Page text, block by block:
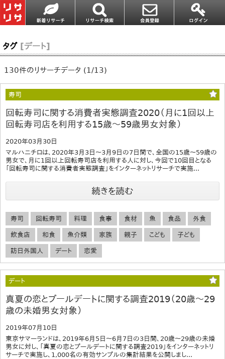
タグ [デート]
130件のリサーチデータ (1/13)
寿司
回転寿司に関する消費者実態調査2020（月に1回以上
回転寿司店を利用する15歳～59歳男女対象）
2020年03月30日
マルハニチロは、2020年3月3日～3月9日の7日間で、全国の15歳～59歳の
男女で、月に1回以上回転寿司店を利用する人に対し、今回で10回目となる
「回転寿司に関する消費者実態調査」をインターネットリサーチで実施...
続きを読む
寿司 回転寿司 料理 食事 食材 魚 食品 外食
飲食店 和食 魚介類 家族 親子 こども 子ども
訪日外国人 デート 恋愛
デート
真夏の恋とプールデートに関する調査2019（20歳～29
歳の未婚男女対象）
2019年07月10日
東京サマーランドは、2019年6月5日～6月7日の3日間、20歳～29歳の未婚
男女に対し、「真夏の恋とプールデートに関する調査2019」をインターネットリ
サーチで実施し、1,000名の有効サンプルの集計結果を公開しまし...